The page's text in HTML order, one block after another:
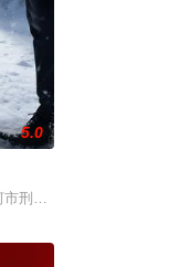
商，殚精竭虑，
特色人文与美食为引，用
女奚圆（姜贞羽 饰）因
5.0
刑侦支队在无普及监控